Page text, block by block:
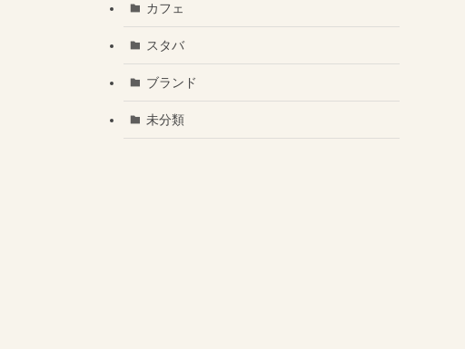
カフェ
スタバ
ブランド
未分類